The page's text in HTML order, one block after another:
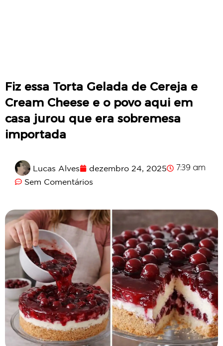
Fiz essa Torta Gelada de Cereja e
Cream Cheese e o povo aqui em
casa jurou que era sobremesa
importada
Lucas Alves dezembro 24, 2025 7:39 am
Sem Comentários